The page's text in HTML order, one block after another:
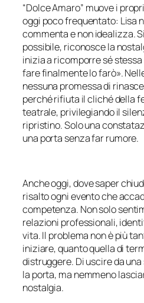
“Dolce Amaro” muove i
oggi poco frequentato: Lisa
commenta e non idealizza.
possibile, riconosce la
inizia a ricomporre sé stessa
fare finalmente lo farò».
nessuna promessa di
perché rifiuta il cliché della
teatrale, privilegiando il
ripristino. Solo una
una porta senza far rumore.
Anche oggi, dove saper
risalto ogni evento che
competenza. Non solo
relazioni professionali,
vita. Il problema non è più
iniziare, quanto quella di
distruggere. Di uscire da
la porta, ma nemmeno
nostalgia.